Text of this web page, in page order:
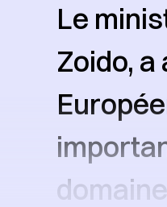
Le
Zoido, a